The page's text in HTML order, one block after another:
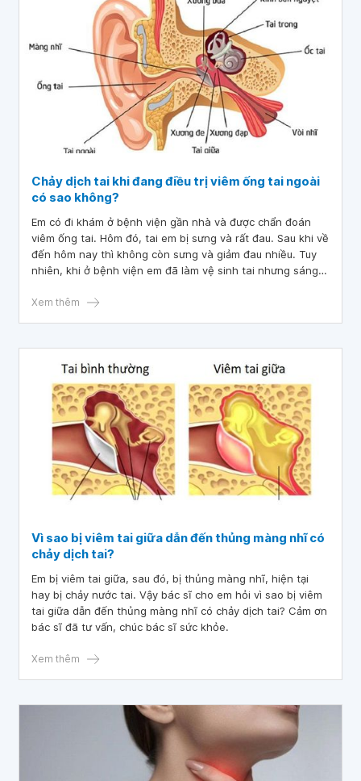
Chảy dịch tai khi đang điều trị viêm ống tai ngoài
có sao không?
Em có đi khám ở bệnh viện gần nhà và được chẩn đoán
viêm ống tai. Hôm đó, tai em bị sưng và rất đau. Sau khi về
đến hôm nay thì không còn sưng và giảm đau nhiều. Tuy
nhiên, khi ở bệnh viện em đã làm vệ sinh tai nhưng sáng
có hơi rướm máu, ù tai. Bác sĩ cho em hỏi, chảy dịch tai khi
Xem thêm
Vì sao bị viêm tai giữa dẫn đến thủng màng nhĩ có
chảy dịch tai?
Em bị viêm tai giữa, sau đó, bị thủng màng nhĩ, hiện tại
hay bị chảy nước tai. Vậy bác sĩ cho em hỏi vì sao bị viêm
tai giữa dẫn đến thủng màng nhĩ có chảy dịch tai? Cảm ơn
bác sĩ đã tư vấn, chúc bác sĩ sức khỏe.
Xem thêm